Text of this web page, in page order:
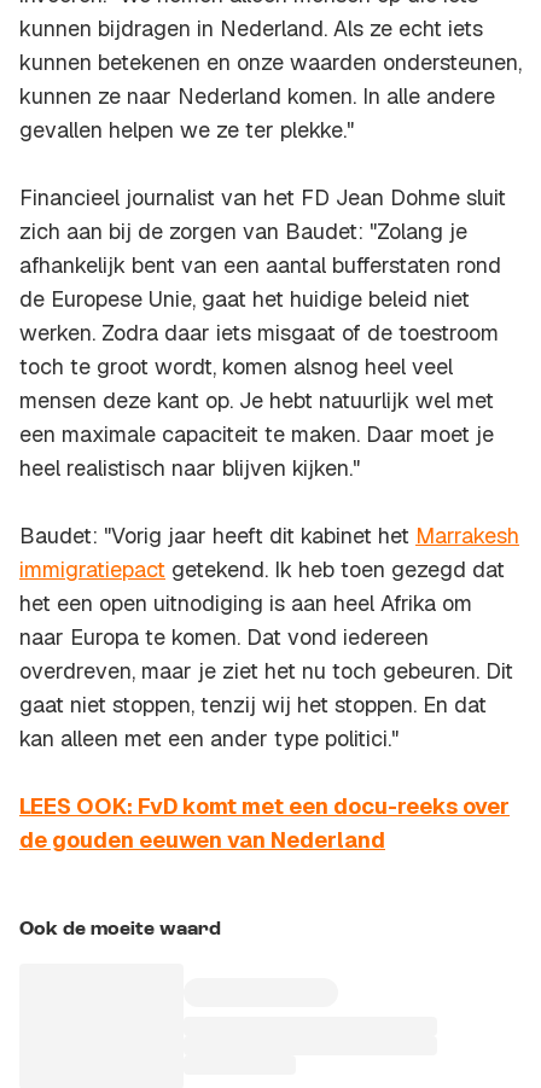
kunnen bijdragen in Nederland. Als ze echt iets
kunnen betekenen en onze waarden ondersteunen,
kunnen ze naar Nederland komen. In alle andere
gevallen helpen we ze ter plekke."
Financieel journalist van het FD Jean Dohme sluit
zich aan bij de zorgen van Baudet: "Zolang je
afhankelijk bent van een aantal bufferstaten rond
de Europese Unie, gaat het huidige beleid niet
werken. Zodra daar iets misgaat of de toestroom
toch te groot wordt, komen alsnog heel veel
mensen deze kant op. Je hebt natuurlijk wel met
een maximale capaciteit te maken. Daar moet je
heel realistisch naar blijven kijken."
Baudet: "Vorig jaar heeft dit kabinet het Marrakesh
immigratiepact getekend. Ik heb toen gezegd dat
het een open uitnodiging is aan heel Afrika om
naar Europa te komen. Dat vond iedereen
overdreven, maar je ziet het nu toch gebeuren. Dit
gaat niet stoppen, tenzij wij het stoppen. En dat
kan alleen met een ander type politici."
LEES OOK: FvD komt met een docu-reeks over
de gouden eeuwen van Nederland
Ook de moeite waard